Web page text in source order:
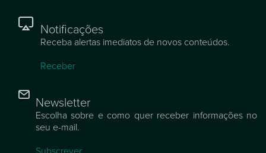
Notificações
Receba alertas imediatos de novos conteúdos.
Receber
Newsletter
Escolha sobre e como quer receber informações no
seu e-mail.